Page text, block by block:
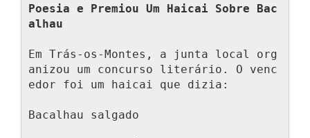
Poesia e Premiou Um Haicai Sobre Bac
alhau
Em Trás-os-Montes, a junta local org
anizou um concurso literário. O venc
edor foi um haicai que dizia:
Bacalhau salgado